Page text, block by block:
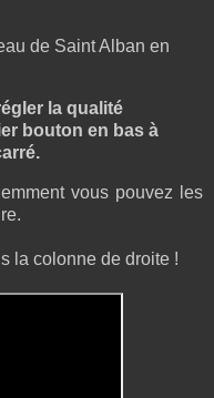
de Saint Alban en
la qualité
bouton en bas à
vous pouvez les
la colonne de droite !